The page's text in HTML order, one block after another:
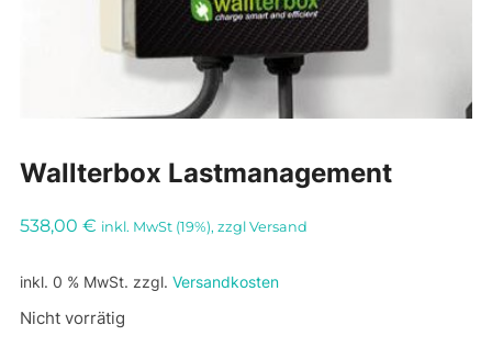
Wallterbox Lastmanagement
538,00 € inkl. MwSt (19%), zzgl Versand
inkl. 0 % MwSt. zzgl. Versandkosten
Nicht vorrätig